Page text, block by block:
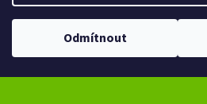
Odmítnout
Ve dnech 13-14.8 omezení provozu V
Copyright 2026eXtrem-audio.cz.
Upravit nastavení